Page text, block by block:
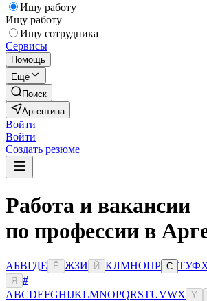
Ищу работу
Ищу работу
Ищу сотрудника
Сервисы
Помощь
Ещё
Поиск
Аргентина
Войти
Войти
Создать резюме
Работа и вакансии
по профессии в
АБВГДЕ Ё ЖЗИ Й КЛМНОПР С ТУФ
Я
#
ABCDEFGHIJKLMNOPQRSTUVWX Y